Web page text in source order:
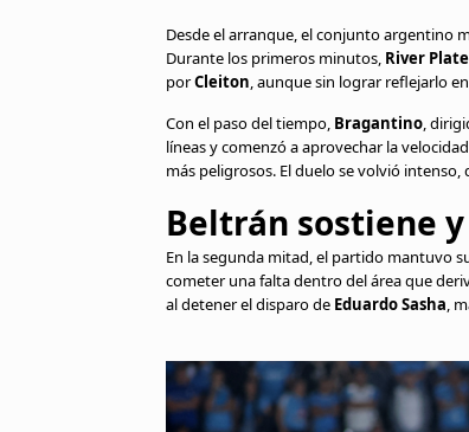
Desde el arranque, el conjunto argentino
Durante los primeros minutos, River Plate
porCleiton, aunque sin lograr reflejarlo
Con el paso del tiempo, Bragantino,
líneas y comenzó a aprovechar la
más peligrosos. El duelo se volvió
Beltrán sostiene
En la segunda mitad, el partido mantuvo
cometer una falta dentro del área que
al detener el disparo de Eduardo Sasha,